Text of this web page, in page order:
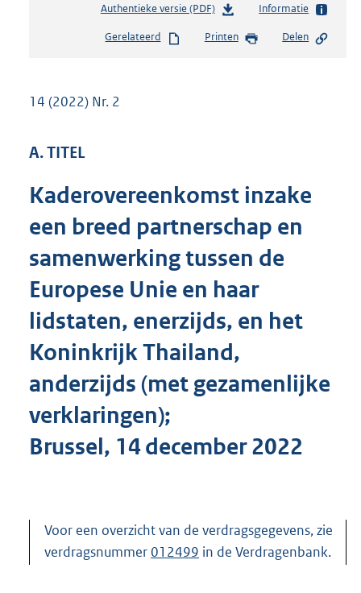
Authentieke versie (PDF)b
s
o
t
:
4
1
b
Informatie
Gerelateerd Printen Delen
14 (2022) Nr. 2
A. TITEL
Kaderovereenkomst inzake
een breed partnerschap en
samenwerking tussen de
Europese Unie en haar
lidstaten, enerzijds, en het
Koninkrijk Thailand,
anderzijds (met gezamenlijke
verklaringen);
Brussel, 14 december 2022
Voor een overzicht van de verdragsgegevens, zie
verdragsnummer012499 in de Verdragenbank.